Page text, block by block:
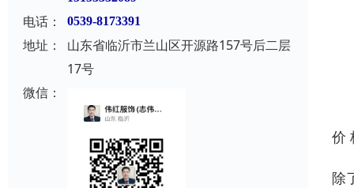
电话： 0539-8173391
地址：
山东省临沂市兰山区开源路157号后二层
17号
微信：
价
除